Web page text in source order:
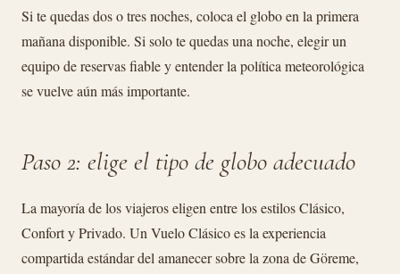
Si te quedas dos o tres noches, coloca el globo en la primera
mañana disponible. Si solo te quedas una noche, elegir un
equipo de reservas fiable y entender la política meteorológica
se vuelve aún más importante.
Paso 2: elige el tipo de globo adecuado
La mayoría de los viajeros eligen entre los estilos Clásico,
Confort y Privado. Un Vuelo Clásico es la experiencia
compartida estándar del amanecer sobre la zona de Göreme,